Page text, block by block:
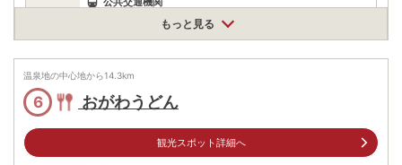
八千代バス停から徒歩スグ
電話番号 877732409
※ 掲載情報は変更になる場合があります。最新の内容はご利用前にご自身でお
問合せください。
※ 料金情報は税込・税抜表記が混ざっております。正しい金額はご利用前にご
自身でお問合せください。
もっと見る
温泉地の中心地から14.3km
6 おがわうどん
観光スポット詳細へ